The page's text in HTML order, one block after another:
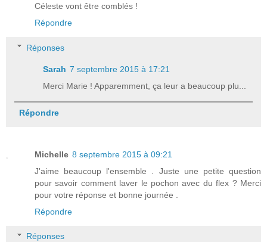
Céleste vont être comblés !
Répondre
Réponses
Sarah 7 septembre 2015 à 17:21
Merci Marie ! Apparemment, ça leur a beaucoup plu...
Répondre
Michelle 8 septembre 2015 à 09:21
J'aime beaucoup l'ensemble . Juste une petite question
pour savoir comment laver le pochon avec du flex ? Merci
pour votre réponse et bonne journée .
Répondre
Réponses